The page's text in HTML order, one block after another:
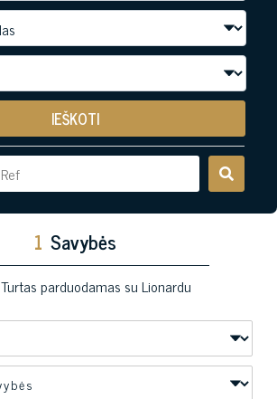
IEŠKOTI
1 Savybės
Turtas parduodamas su Lionardu